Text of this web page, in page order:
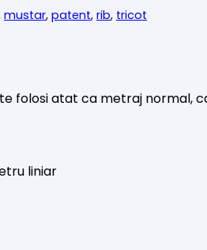
mustar, patent, rib, tricot
folosi atat ca metraj normal,
liniar